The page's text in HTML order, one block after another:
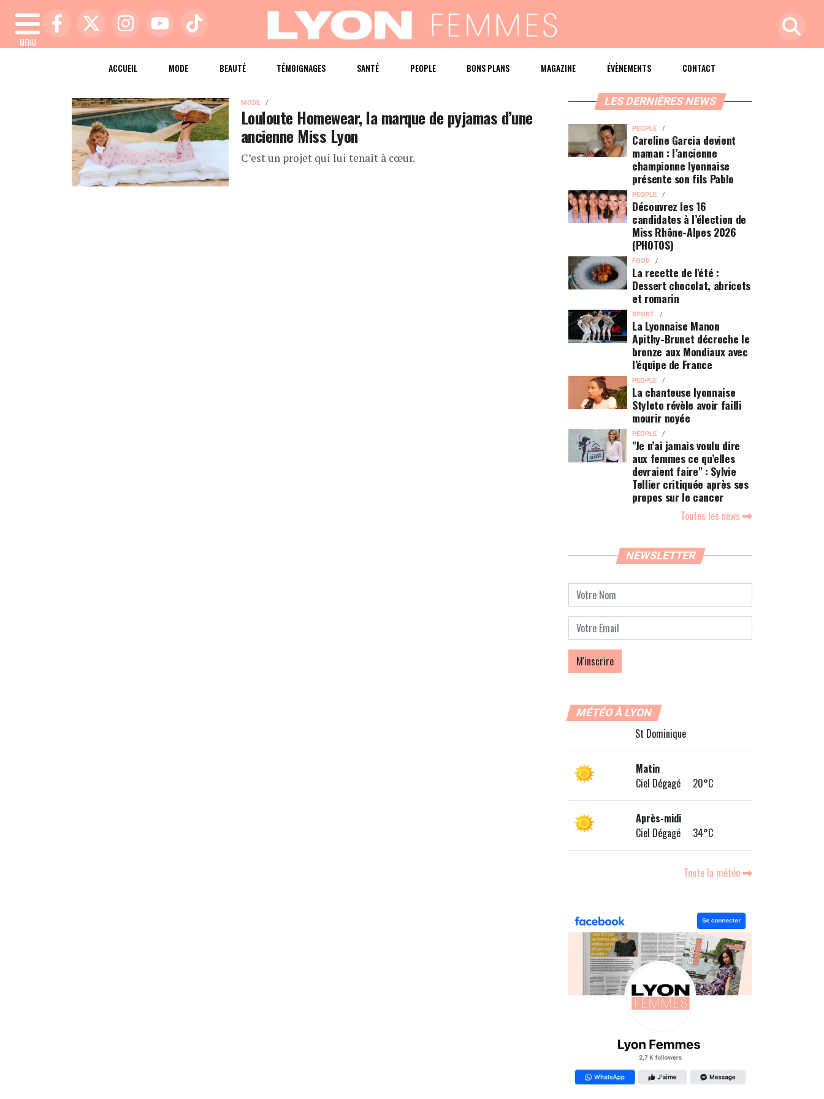
MENU
ACCUEIL MODE BEAUTÉ TÉMOIGNAGES SANTÉ PEOPLE BONS PLANS MAGAZINE ÉVÈNEMENTS CONTACT
MODE
Louloute Homewear, la marque de pyjamas d’une
ancienne Miss Lyon
C’est un projet qui lui tenait à cœur.
LES DERNIÈRES NEWS
PEOPLE
Caroline Garcia devient
maman : l’ancienne
championne lyonnaise
présente son fils Pablo
PEOPLE
Découvrez les 16
candidates à l’élection de
Miss Rhône-Alpes 2026
(PHOTOS)
FOOD
La recette de l'été :
Dessert chocolat, abricots
et romarin
SPORT
La Lyonnaise Manon
Apithy-Brunet décroche le
bronze aux Mondiaux avec
l’équipe de France
PEOPLE
La chanteuse lyonnaise
Styleto révèle avoir failli
mourir noyée
PEOPLE
"Je n’ai jamais voulu dire
aux femmes ce qu’elles
devraient faire" : Sylvie
Tellier critiquée après ses
propos sur le cancer
Toutes les news
NEWSLETTER
MÉTÉO À LYON
St Dominique
Matin
Ciel Dégagé 20°C
Après-midi
Ciel Dégagé 34°C
Toute la météo